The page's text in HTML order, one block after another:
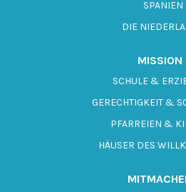
SPANIEN
DIE
MISSION
SCHULE &
GERECHTIGKEIT &
PFARREIEN &
HÄUSER DES